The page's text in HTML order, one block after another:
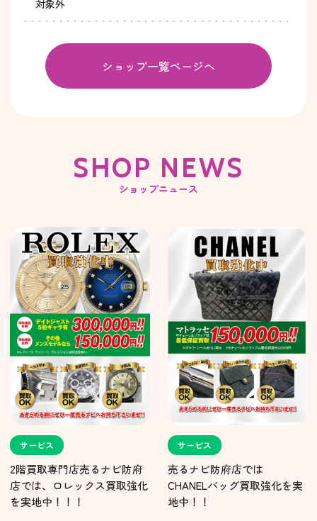
対象外
ショップ一覧ページへ
SHOP NEWS
ショップニュース
サービス
2階買取専門店売るナビ防府
店では、ロレックス買取強化
を実地中！！！
サービス
売るナビ防府店では
CHANELバッグ買取強化を実
地中！！